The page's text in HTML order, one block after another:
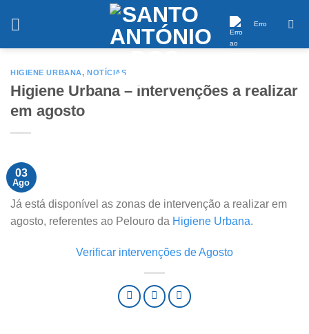
Erro
HIGIENE URBANA, NOTÍCIAS
Higiene Urbana – Intervenções a realizar
em agosto
03
Ago
Já está disponível as zonas de intervenção a realizar em
agosto, referentes ao Pelouro da Higiene Urbana.
Verificar intervenções de Agosto